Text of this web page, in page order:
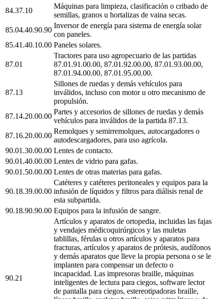
84.37.10
Máquinas para limpieza, clasificación o cribado de
semillas, granos u hortalizas de vaina secas.
85.04.40.90.90
Inversor de energía para sistema de energía solar
con paneles.
85.41.40.10.00 Paneles solares.
87.01
Tractores para uso agropecuario de las partidas
87.01.91.00.00, 87.01.92.00.00, 87.01.93.00.00,
87.01.94.00.00, 87.01.95.00.00.
87.13
Sillones de ruedas y demás vehículos para
inválidos, incluso con motor u otro mecanismo de
propulsión.
87.14.20.00.00
Partes y accesorios de sillones de ruedas y demás
vehículos para inválidos de la partida 87.13.
87.16.20.00.00
Remolques y semirremolques, autocargadores o
autodescargadores, para uso agrícola.
90.01.30.00.00 Lentes de contacto.
90.01.40.00.00 Lentes de vidrio para gafas.
90.01.50.00.00 Lentes de otras materias para gafas.
90.18.39.00.00
Catéteres y catéteres peritoneales y equipos para la
infusión de líquidos y filtros para diálisis renal de
esta subpartida.
90.18.90.90.00 Equipos para la infusión de sangre.
90.21
Artículos y aparatos de ortopedia, incluidas las fajas
y vendajes médicoquirúrgicos y las muletas
tablillas, férulas u otros artículos y aparatos para
fracturas, artículos y aparatos de prótesis, audífonos
y demás aparatos que lleve la propia persona o se le
implanten para compensar un defecto o
incapacidad. Las impresoras braille, máquinas
inteligentes de lectura para ciegos, software lector
de pantalla para ciegos, estereotipadoras braille,